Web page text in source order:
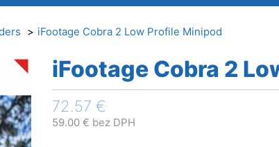
iFootage Cobra 2 Low Profile Minipod
iFootage Cobra 2
72.57 €
59.00 € bez DPH